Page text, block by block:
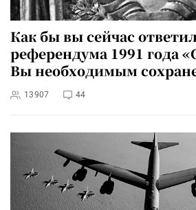
Как бы вы сейчас
референдума 1991 года
Вы необходимым
13907 44